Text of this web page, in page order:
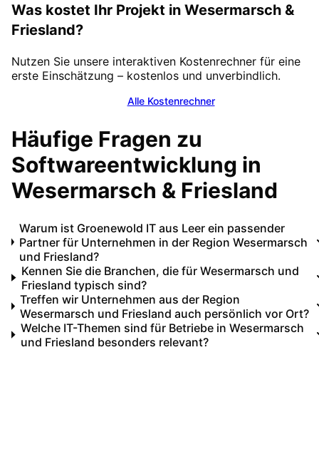
Was kostet Ihr Projekt in Wesermarsch &
Friesland?
Nutzen Sie unsere interaktiven Kostenrechner für eine
erste Einschätzung – kostenlos und unverbindlich.
Alle Kostenrechner
Häufige Fragen zu
Softwareentwicklung in
Wesermarsch & Friesland
Warum ist Groenewold IT aus Leer ein passender
Partner für Unternehmen in der Region Wesermarsch
und Friesland?
Kennen Sie die Branchen, die für Wesermarsch und
Friesland typisch sind?
Treffen wir Unternehmen aus der Region
Wesermarsch und Friesland auch persönlich vor Ort?
Welche IT-Themen sind für Betriebe in Wesermarsch
und Friesland besonders relevant?